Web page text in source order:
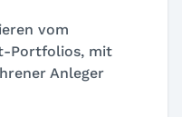
vom
Portfolios, mit
Anleger